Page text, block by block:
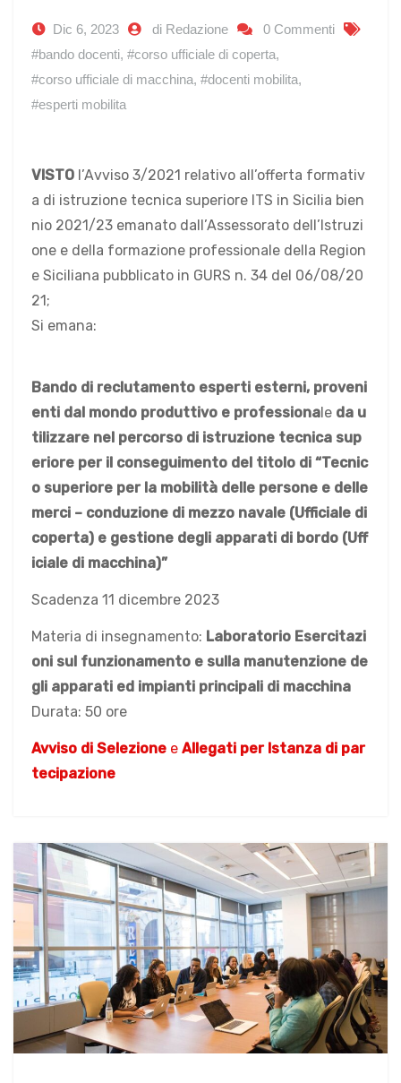
Dic 6, 2023 di Redazione
0 Commenti
#bando docenti, #corso ufficiale di coperta,
#corso ufficiale di macchina, #docenti mobilita,
#esperti mobilita
VISTO l’Avviso 3/2021 relativo all’offerta formativ
a di istruzione tecnica superiore ITS in Sicilia bien
nio 2021/23 emanato dall’Assessorato dell’Istruzi
one e della formazione professionale della Region
e Siciliana pubblicato in GURS n. 34 del 06/08/20
21;
Si emana:
Bando di reclutamento esperti esterni, proveni
enti dal mondo produttivo e professionale da u
tilizzare nel percorso di istruzione tecnica sup
eriore per il conseguimento del titolo di “Tecnic
o superiore per la mobilità delle persone e delle
merci – conduzione di mezzo navale (Ufficiale di
coperta) e gestione degli apparati di bordo (Uff
iciale di macchina)”
Scadenza 11 dicembre 2023
Materia di insegnamento: Laboratorio Esercitazi
oni sul funzionamento e sulla manutenzione de
gli apparati ed impianti principali di macchina
Durata: 50 ore
Avviso di Selezione e Allegati per Istanza di par
tecipazione